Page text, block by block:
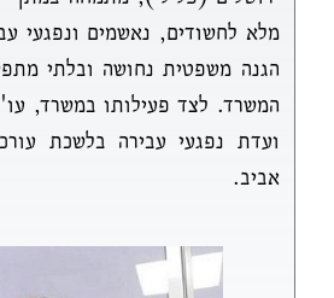
מלא לחשודים, נאשמים ונפגעי
הגנה משפטית נחושה ובלתי
המשרד. לצד פעילותו במשרד,
ועדת נפגעי עבירה בלשכת
אביב.